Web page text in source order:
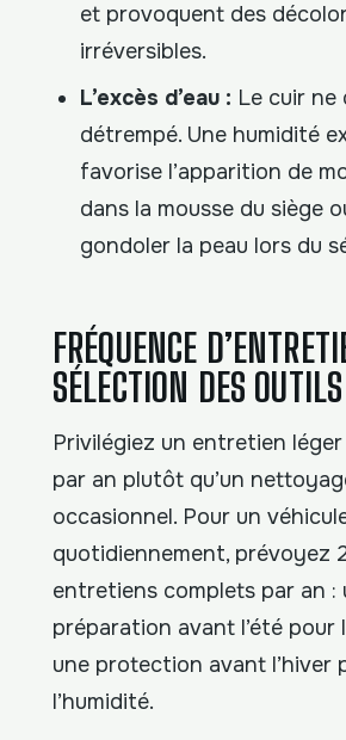
et provoquent des
irréversibles.
L’excès d’eau : Le cuir
détrempé. Une humidité
favorise l’apparition de
dans la mousse du siège
gondoler la peau lors du
FRÉQUENCE
SÉLECTION DES OUTILS
Privilégiez un entretien
par an plutôt qu’un
occasionnel. Pour un
quotidiennement, prévoyez
entretiens complets par an :
préparation avant l’été pour
une protection avant l’hiver
l’humidité.